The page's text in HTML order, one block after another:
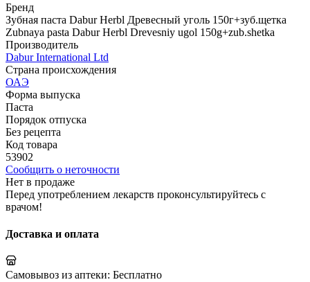
Бренд
Зубная паста Dabur Herbl Древесный уголь 150г+зуб.щетка
Zubnaya pasta Dabur Herbl Drevesniy ugol 150g+zub.shetka
Производитель
Dabur International Ltd
Страна происхождения
ОАЭ
Форма выпуска
Паста
Порядок отпуска
Без рецепта
Код товара
53902
Сообщить о неточности
Нет в продаже
Перед употреблением лекарств проконсультируйтесь с
врачом!
Доставка и оплата
Самовывоз из аптеки: Бесплатно